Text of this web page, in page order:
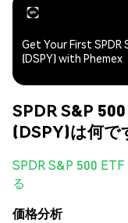
Get Your First SPDR
(DSPY) with Phemex
SPDR S&P
(DSPY)は何で
SPDR S&P 500
る
価格分析